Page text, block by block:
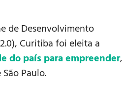
de Desenvolvimento
Curitiba foi eleita a
do país para empreender,
Paulo.